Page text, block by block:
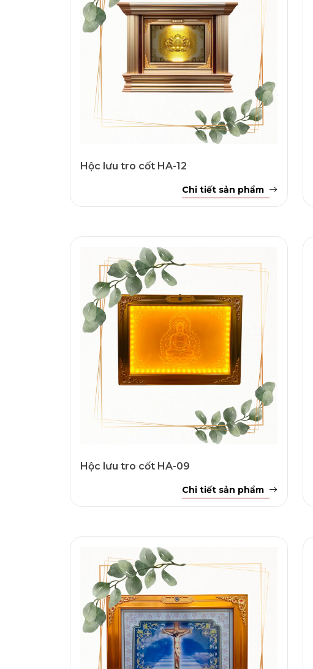
Hộc lưu tro cốt HA-12
Chi tiết sản phẩm
Hộc lưu tro cốt HA-09
Chi tiết sản phẩm